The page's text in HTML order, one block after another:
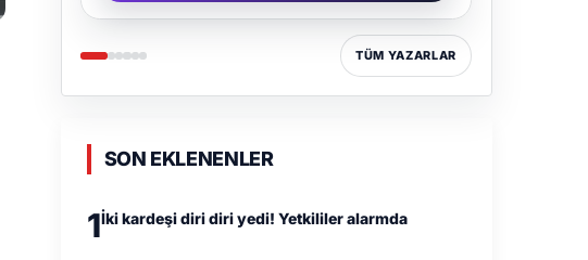
TÜM YAZARLAR
SON EKLENENLER
1İki kardeşi diri diri yedi! Yetkililer alarmda